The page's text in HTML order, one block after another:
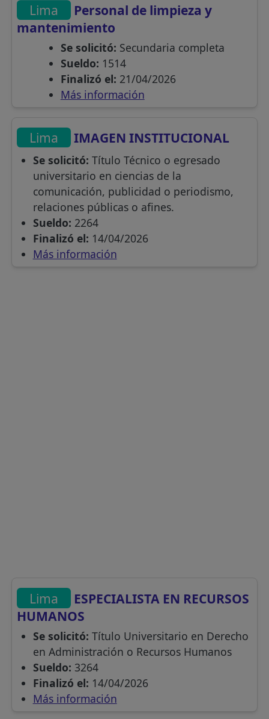
Lima
Personal de limpieza y
mantenimiento
Se solicitó: Secundaria completa
Sueldo: 1514
Finalizó el: 21/04/2026
Más información
Lima IMAGEN INSTITUCIONAL
Se solicitó: Título Técnico o egresado
universitario en ciencias de la
comunicación, publicidad o periodismo,
relaciones públicas o afines.
Sueldo: 2264
Finalizó el: 14/04/2026
Más información
Lima
ESPECIALISTA EN RECURSOS
HUMANOS
Se solicitó: Título Universitario en Derecho
en Administración o Recursos Humanos
Sueldo: 3264
Finalizó el: 14/04/2026
Más información